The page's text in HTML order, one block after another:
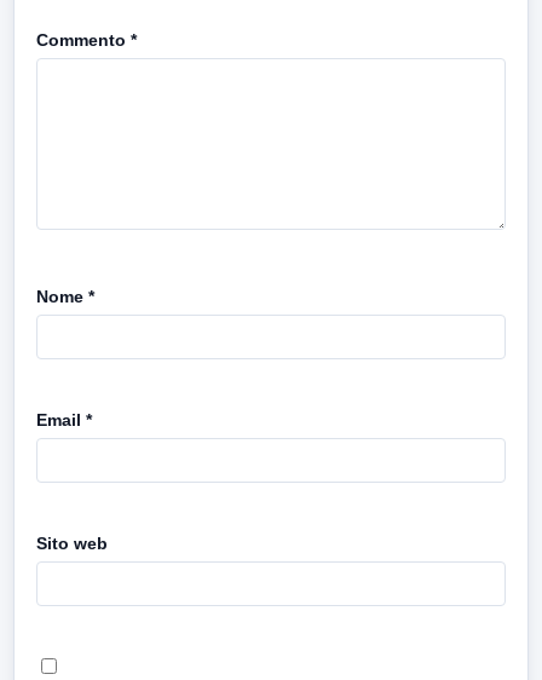
Commento *
Nome *
Email *
Sito web